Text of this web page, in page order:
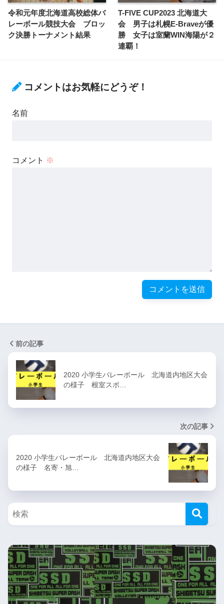
令和元年度北海道高校総体バ
レーボール競技大会 ブロッ
ク決勝トーナメント結果
T-FIVE CUP2023 北海道大
会 男子は札幌E-Braveが優
勝 女子は室蘭WIN海陽が２
連覇！
コメントはお気軽にどうぞ！
名前
コメント ※
前の記事
2020 小学生バレーボール 北海道内地区大会
の様子 根室スポ…
次の記事
2020 小学生バレーボール 北海道内地区大会
の様子 名寄・旭…